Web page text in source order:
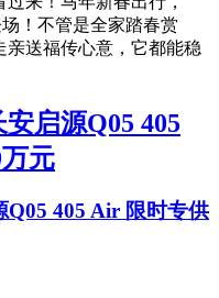
！不管是全家踏春赏
送福传心意，它都能稳
Q05 405 Air 限时专供